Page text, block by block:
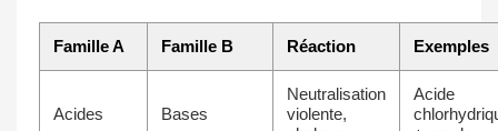
Famille A Famille B Réaction Exemples
Acides Bases
Neutralisation
violente,
Acide